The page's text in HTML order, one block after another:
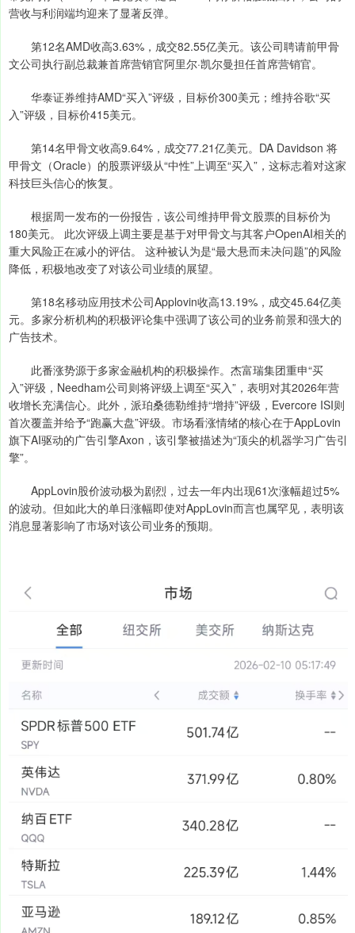
营收与利润端均迎来了显著反弹。
第12名AMD收高3.63%，成交82.55亿美元。该公司聘请前甲骨
文公司执行副总裁兼首席营销官阿里尔·凯尔曼担任首席营销官。
华泰证券维持AMD“买入”评级，目标价300美元；维持谷歌“买
入”评级，目标价415美元。
第14名甲骨文收高9.64%，成交77.21亿美元。DA Davidson 将
甲骨文（Oracle）的股票评级从“中性”上调至“买入”，这标志着对这家
科技巨头信心的恢复。
根据周一发布的一份报告，该公司维持甲骨文股票的目标价为
180美元。 此次评级上调主要是基于对甲骨文与其客户OpenAI相关的
重大风险正在减小的评估。 这种被认为是“最大悬而未决问题”的风险
降低，积极地改变了对该公司业绩的展望。
第18名移动应用技术公司Applovin收高13.19%，成交45.64亿美
元。多家分析机构的积极评论集中强调了该公司的业务前景和强大的
广告技术。
此番涨势源于多家金融机构的积极操作。杰富瑞集团重申“买
入”评级，Needham公司则将评级上调至“买入”，表明对其2026年营
收增长充满信心。此外，派珀桑德勒维持“增持”评级，Evercore ISI则
首次覆盖并给予“跑赢大盘”评级。市场看涨情绪的核心在于AppLovin
旗下AI驱动的广告引擎Axon，该引擎被描述为“顶尖的机器学习广告引
擎”。
AppLovin股价波动极为剧烈，过去一年内出现61次涨幅超过5%
的波动。但如此大的单日涨幅即使对AppLovin而言也属罕见，表明该
消息显著影响了市场对该公司业务的预期。